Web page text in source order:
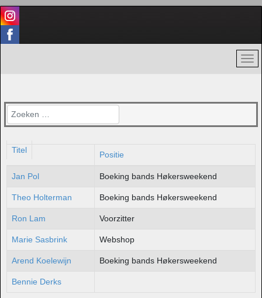
Zoeken
Titel Positie
Jan Pol Boeking bands Høkersweekend
Theo Holterman Boeking bands Høkersweekend
Ron Lam Voorzitter
Marie Sasbrink Webshop
Arend Koelewijn Boeking bands Høkersweekend
Bennie Derks